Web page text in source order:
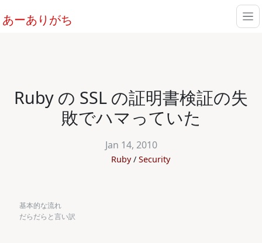
あーありがち
Ruby の SSL の証明書検証の失
敗でハマっていた
Jan 14, 2010
Ruby Security
基本的な流れ
だらだらと言い訳